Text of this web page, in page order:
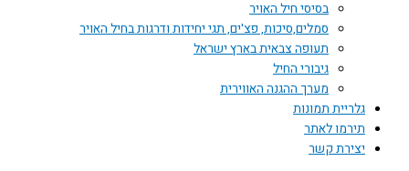
בסיסי חיל האויר
סמלים,סיכות, פצ'ים, תגי יחידות ודרגות בחיל האויר
תעופה צבאית בארץ ישראל
גיבורי החיל
מערך ההגנה האווירית
גלריית תמונות
תירמו לאתר
יצירת קשר